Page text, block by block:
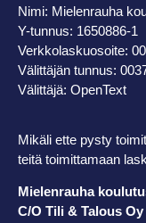
Nimi: Mielenrauha
Y-tunnus: 1650886-1
Verkkolaskuosoite:
Välittäjän tunnus:
Välittäjä: OpenText
Mikäli ette pysty
teitä toimittamaan
Mielenrauha
C/O Tili & Talous Oy